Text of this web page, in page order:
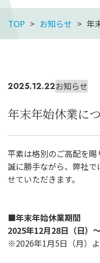
TOP お知らせ 年
2025.12.22お知らせ
年末年始休業に
平素は格別のご高配を賜
誠に勝手ながら、弊社で
せていただきます。
■年末年始休業期間
2025年12月28日（日）
※2026年1月5日（月）よ